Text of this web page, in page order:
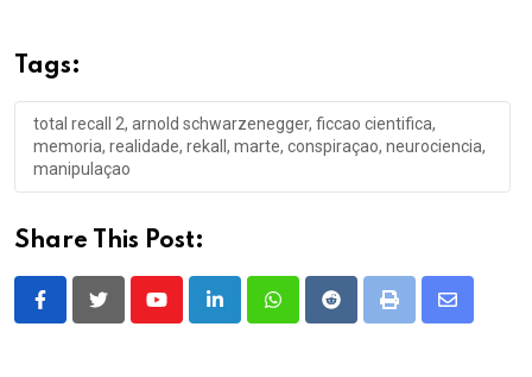
Tags:
total recall 2, arnold schwarzenegger, ficcao cientifica,
memoria, realidade, rekall, marte, conspiraçao, neurociencia,
manipulaçao
Share This Post:
YoutubeLinkedInWhatsappRedditPrint
Share